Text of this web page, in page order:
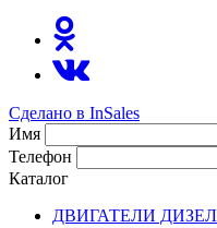
Сделано в InSales
Имя
Телефон
Каталог
ДВИГАТЕЛИ